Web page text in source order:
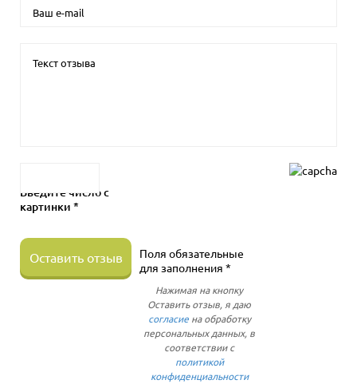
Введите число с
картинки *
Оставить отзыв
Поля обязательные
для заполнения *
Нажимая на кнопку
Оставить отзыв, я даю
согласиена обработку
персональных данных, в
соответствии с
политикой
конфиденциальности